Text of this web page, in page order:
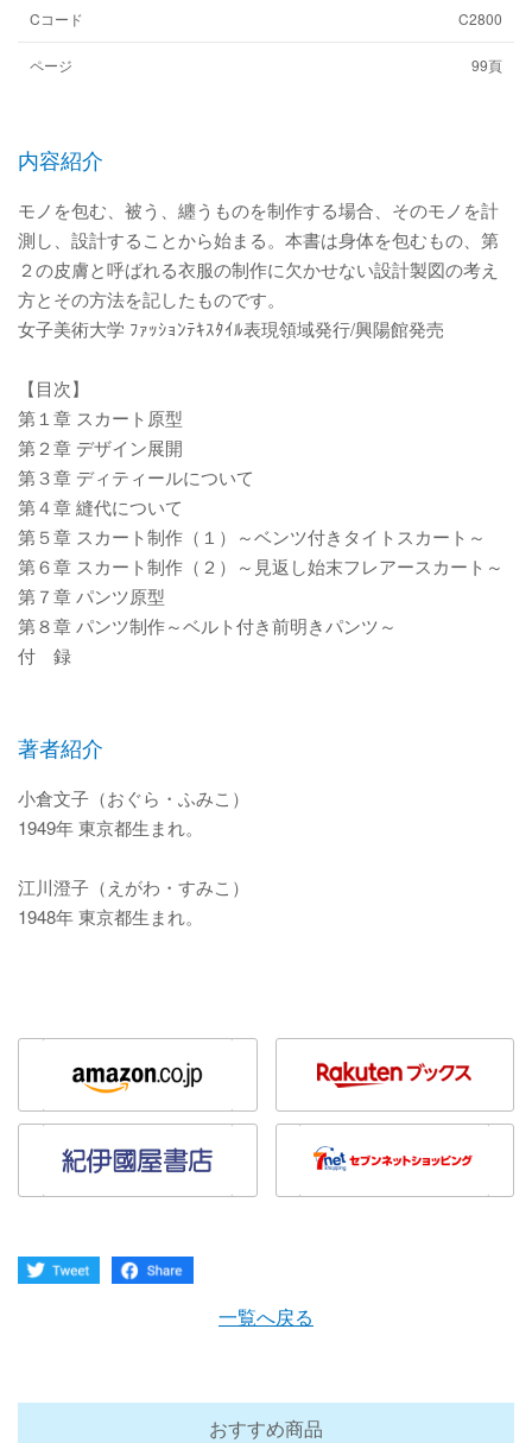
Cコード C2800
ページ 99頁
内容紹介
モノを包む、被う、纏うものを制作する場合、そのモノを計
測し、設計することから始まる。本書は身体を包むもの、第
２の皮膚と呼ばれる衣服の制作に欠かせない設計製図の考え
方とその方法を記したものです。
女子美術大学 ﾌｧｯｼｮﾝﾃｷｽﾀｲﾙ表現領域発行/興陽館発売
【目次】
第１章 スカート原型
第２章 デザイン展開
第３章 ディティールについて
第４章 縫代について
第５章 スカート制作（１）～ベンツ付きタイトスカート～
第６章 スカート制作（２）～見返し始末フレアースカート～
第７章 パンツ原型
第８章 パンツ制作～ベルト付き前明きパンツ～
付 録
著者紹介
小倉文子（おぐら・ふみこ）
1949年 東京都生まれ。
江川澄子（えがわ・すみこ）
1948年 東京都生まれ。
一覧へ戻る
おすすめ商品